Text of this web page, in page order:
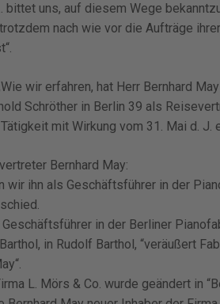
bittet uns, auf diesem Wege
nach wie vor die Aufträge
wir erfahren, hat Herr Bernhard
Schröther in Berlin 39 als
mit Wirkung vom 31. Mai d. J.
Bernhard May:
wir ihn als Geschäftsführer in der
in der Berliner
in Rudolf Barthol, “veräußert
L. Mörs & Co. wurde geändert in